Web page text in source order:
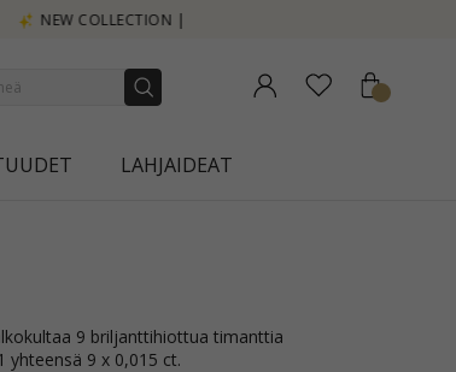
LAHJAIDEAT
yhteensä 9 x 0,015 ct.